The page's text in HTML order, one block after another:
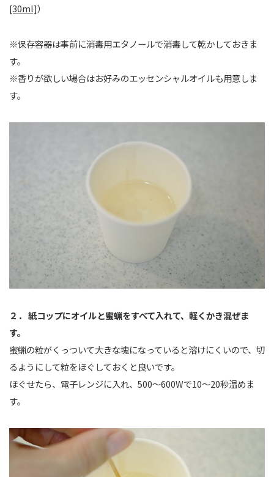
[30ml]）
※保存容器は事前に消毒用エタノールで消毒して乾かしておきま
す。
※香りが欲しい場合はお好みのエッセンシャルオイルも用意しま
す。
２． 紙コップにオイルと蜜蝋をすべて入れて、軽くかき混ぜま
す。
蜜蝋の粒がくっついて大きな塊になっていると溶けにくいので、切
るようにして粒をほぐしておくと良いです。
ほぐせたら、電子レンジに入れ、500～600Wで10～20秒温めま
す。